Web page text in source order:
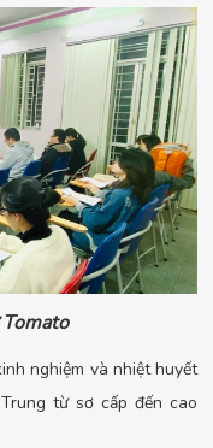
nghiệm và nhiệt huyết
từ sơ cấp đến cao